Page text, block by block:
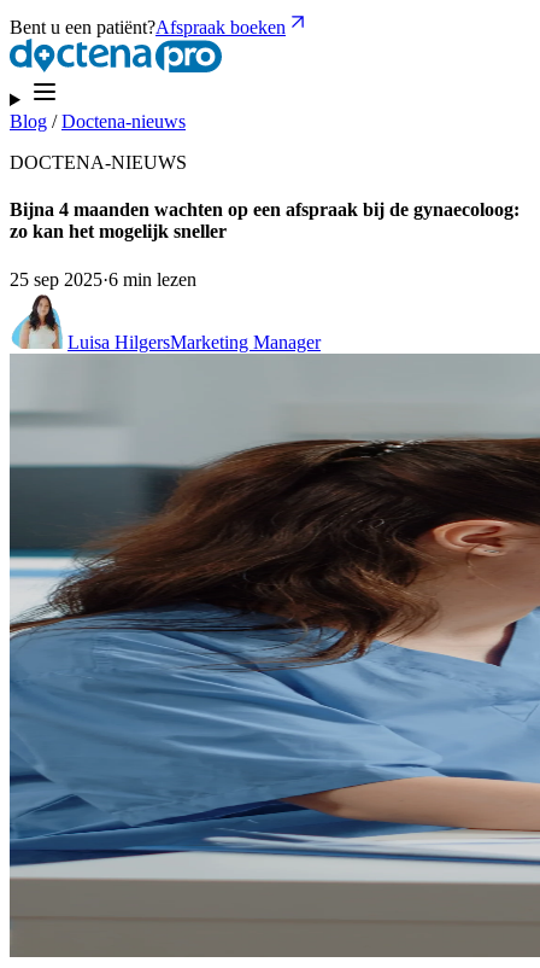
Bent u een patiënt?Afspraak boeken
Blog /Doctena-nieuws
DOCTENA-NIEUWS
Bijna 4 maanden wachten op een afspraak bij de gynaecoloog:
zo kan het mogelijk sneller
25 sep 2025·6 min lezen
Luisa HilgersMarketing Manager